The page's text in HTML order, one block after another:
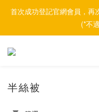
首次成功登記官網會員，再
(*不
半絲被